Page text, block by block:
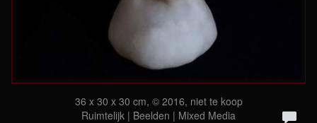
36 x 30 x 30 cm, © 2016, niet te koop
Ruimtelijk | Beelden | Mixed Media